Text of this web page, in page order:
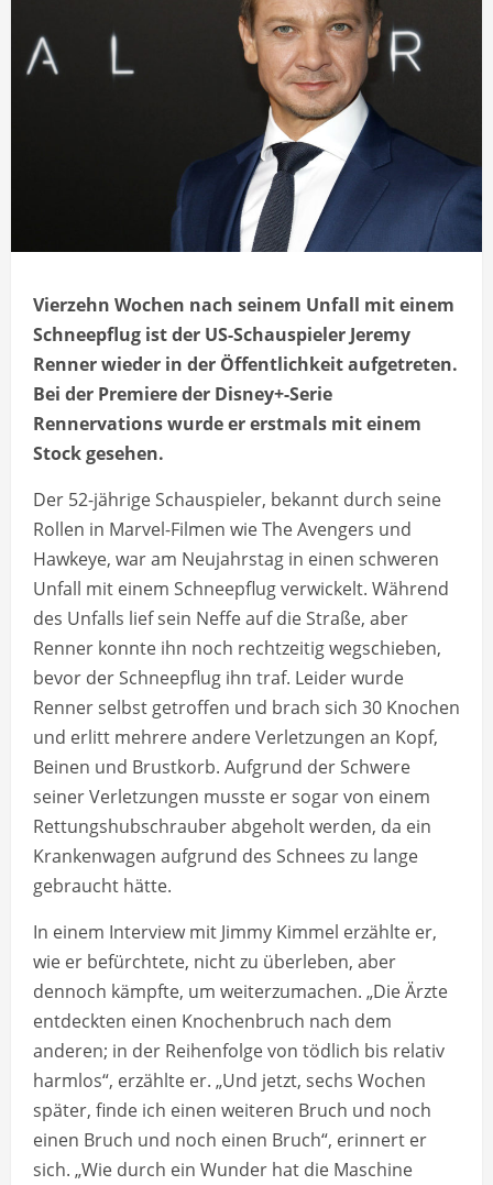
Vierzehn Wochen nach seinem Unfall mit einem
Schneepflug ist der US-Schauspieler Jeremy
Renner wieder in der Öffentlichkeit aufgetreten.
Bei der Premiere der Disney+-Serie
Rennervations wurde er erstmals mit einem
Stock gesehen.
Der 52-jährige Schauspieler, bekannt durch seine
Rollen in Marvel-Filmen wie The Avengers und
Hawkeye, war am Neujahrstag in einen schweren
Unfall mit einem Schneepflug verwickelt. Während
des Unfalls lief sein Neffe auf die Straße, aber
Renner konnte ihn noch rechtzeitig wegschieben,
bevor der Schneepflug ihn traf. Leider wurde
Renner selbst getroffen und brach sich 30 Knochen
und erlitt mehrere andere Verletzungen an Kopf,
Beinen und Brustkorb. Aufgrund der Schwere
seiner Verletzungen musste er sogar von einem
Rettungshubschrauber abgeholt werden, da ein
Krankenwagen aufgrund des Schnees zu lange
gebraucht hätte.
In einem Interview mit Jimmy Kimmel erzählte er,
wie er befürchtete, nicht zu überleben, aber
dennoch kämpfte, um weiterzumachen. „Die Ärzte
entdeckten einen Knochenbruch nach dem
anderen; in der Reihenfolge von tödlich bis relativ
harmlos“, erzählte er. „Und jetzt, sechs Wochen
später, finde ich einen weiteren Bruch und noch
einen Bruch und noch einen Bruch“, erinnert er
sich. „Wie durch ein Wunder hat die Maschine